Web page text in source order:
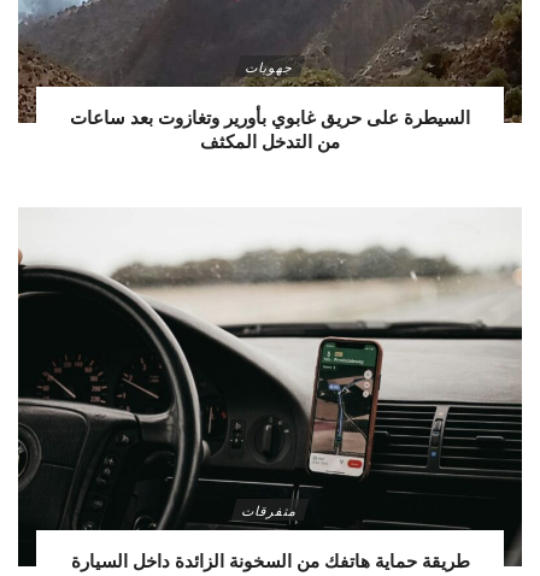
جهويات
السيطرة على حريق غابوي بأورير وتغازوت بعد ساعات
من التدخل المكثف
متفرقات
طريقة حماية هاتفك من السخونة الزائدة داخل السيارة